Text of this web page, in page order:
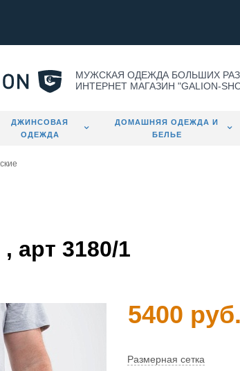
МУЖСКАЯ ОДЕЖДА БОЛЬШИХ
ИНТЕРНЕТ МАГАЗИН "GALION-
ДЖИНСОВАЯ
ОДЕЖДА
ДОМАШНЯЯ ОДЕЖДА И
БЕЛЬЕ
арт 3180/1
5400 руб.
Размерная сетка